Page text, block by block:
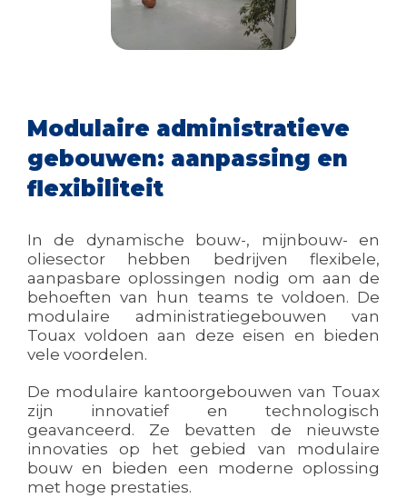
Modulaire administratieve
gebouwen: aanpassing en
flexibiliteit
In de dynamische bouw-, mijnbouw- en
oliesector hebben bedrijven flexibele,
aanpasbare oplossingen nodig om aan de
behoeften van hun teams te voldoen. De
modulaire administratiegebouwen van
Touax voldoen aan deze eisen en bieden
vele voordelen.
De modulaire kantoorgebouwen van Touax
zijn innovatief en technologisch
geavanceerd. Ze bevatten de nieuwste
innovaties op het gebied van modulaire
bouw en bieden een moderne oplossing
met hoge prestaties.